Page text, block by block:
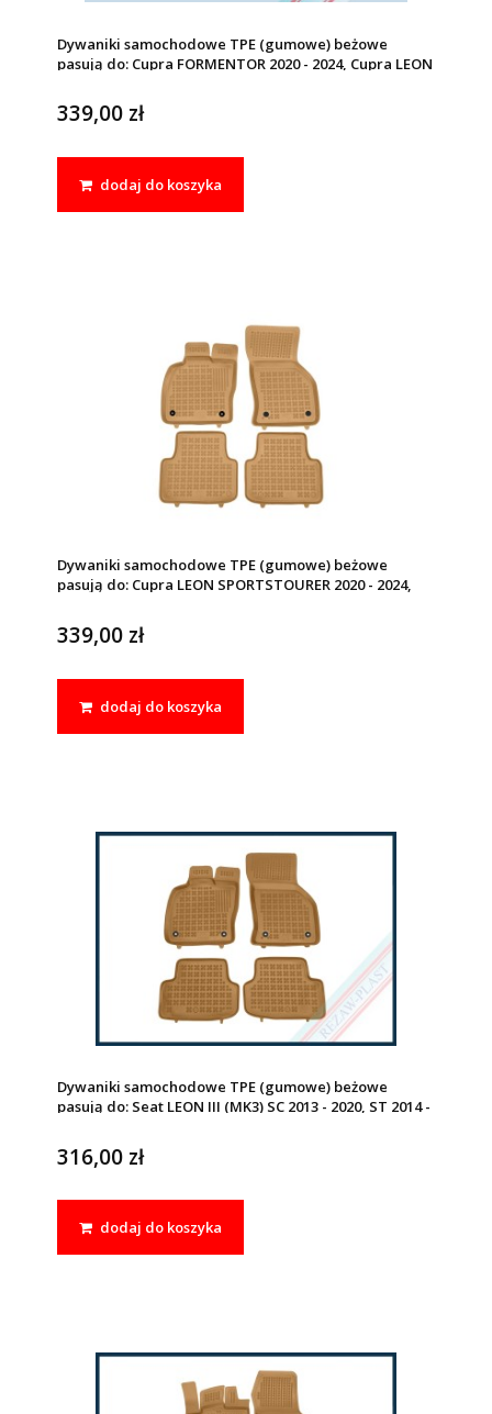
Dywaniki samochodowe TPE (gumowe) beżowe
pasują do: Cupra FORMENTOR 2020 - 2024, Cupra LEON
339,00 zł
dodaj do koszyka
Dywaniki samochodowe TPE (gumowe) beżowe
pasują do: Cupra LEON SPORTSTOURER 2020 - 2024,
339,00 zł
dodaj do koszyka
Dywaniki samochodowe TPE (gumowe) beżowe
pasują do: Seat LEON III (MK3) SC 2013 - 2020, ST 2014 -
316,00 zł
dodaj do koszyka